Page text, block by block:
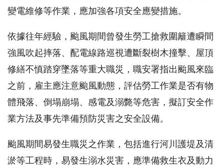
變電維修等作業，應加強各項安全應變措施。
依據往年經驗，颱風期間曾發生勞工搶救圍籬遭瞬間
強風吹起摔落、配電線路巡視遭斷裂樹木撞擊、屋頂
修繕不慎踏穿墜落等重大職災，職安署指出颱風來臨
之前，雇主應注意颱風動態，評估勞工作業是否有物
體飛落、倒塌崩塌、感電及溺斃等危害，擬訂安全作
業方法及事先準備預防災害之安全設備。
颱風期間易發生職災之作業，包括進行河川護堤及清
淤等工程時，易發生溺水災害，應準備救生衣及動力